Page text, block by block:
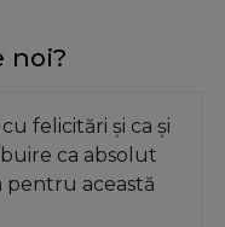
noi?
felicitări și ca și
ca absolut
pentru această